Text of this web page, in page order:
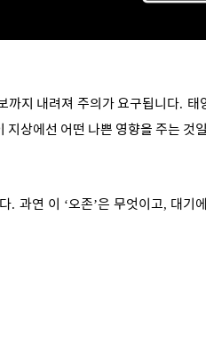
까지 내려져 주의가 요구됩니다. 태
지상에선 어떤 나쁜 영향을 주는 것
.과연 이 ‘오존’은 무엇이고, 대기